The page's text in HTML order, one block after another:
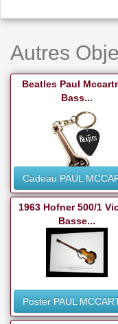
Autres
Beatles Paul
Bass...
Cadeau PAUL
1963 Hofner 500/1
Basse...
Poster PAUL